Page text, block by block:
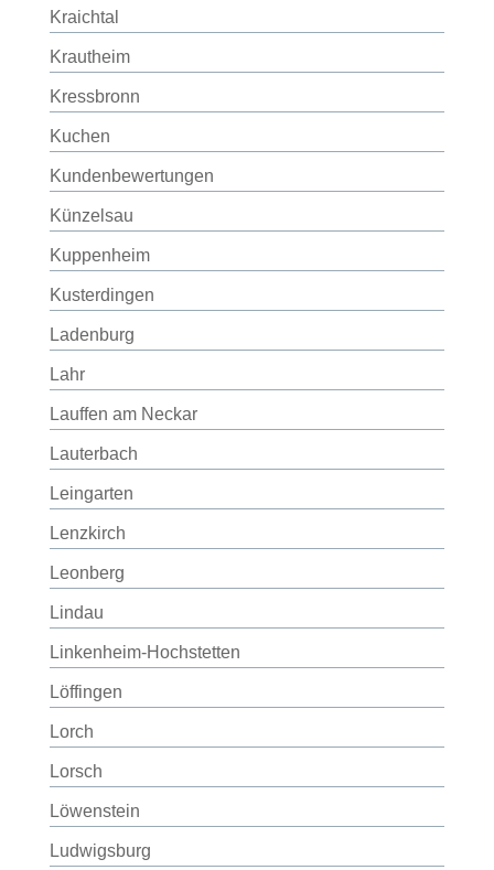
Kraichtal
Krautheim
Kressbronn
Kuchen
Kundenbewertungen
Künzelsau
Kuppenheim
Kusterdingen
Ladenburg
Lahr
Lauffen am Neckar
Lauterbach
Leingarten
Lenzkirch
Leonberg
Lindau
Linkenheim-Hochstetten
Löffingen
Lorch
Lorsch
Löwenstein
Ludwigsburg